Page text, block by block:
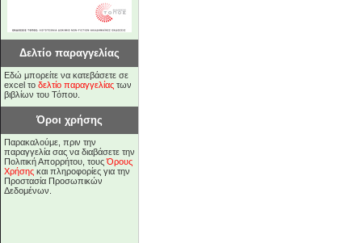
Δελτίο παραγγελίας
Εδώ μπορείτε να κατεβάσετε σε
excel το δελτίο παραγγελίας των
βιβλίων του Τόπου.
Όροι χρήσης
Παρακαλούμε, πριν την
παραγγελία σας να διαβάσετε την
Πολιτική Απορρήτου, τουςΌρους
Χρήσης και πληροφορίες για την
Προστασία Προσωπικών
Δεδομένων.